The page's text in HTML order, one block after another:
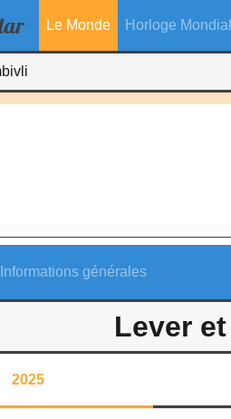
Le Monde Horloge
Informations générales
Lever
2025